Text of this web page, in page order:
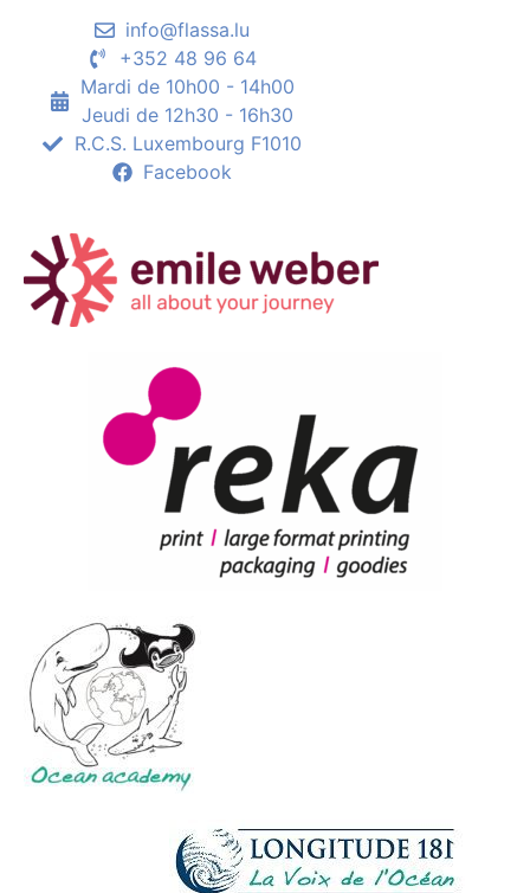
info@flassa.lu
+352 48 96 64
Mardi de 10h00 - 14h00
Jeudi de 12h30 - 16h30
R.C.S. Luxembourg F1010
Facebook